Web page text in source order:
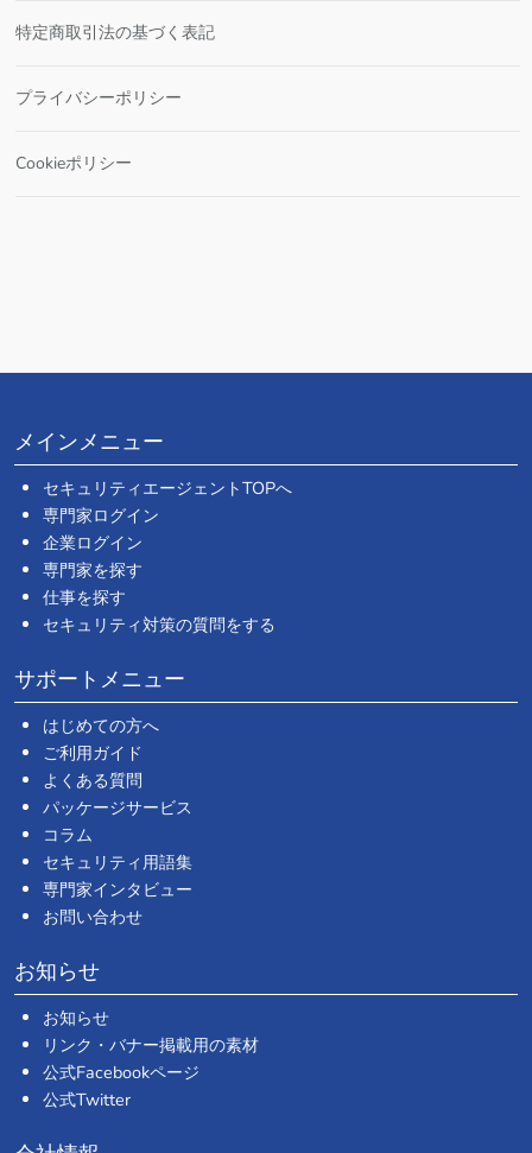
特定商取引法の基づく表記
プライバシーポリシー
Cookieポリシー
メインメニュー
セキュリティエージェントTOPへ
専門家ログイン
企業ログイン
専門家を探す
仕事を探す
セキュリティ対策の質問をする
サポートメニュー
はじめての方へ
ご利用ガイド
よくある質問
パッケージサービス
コラム
セキュリティ用語集
専門家インタビュー
お問い合わせ
お知らせ
お知らせ
リンク・バナー掲載用の素材
公式Facebookページ
公式Twitter